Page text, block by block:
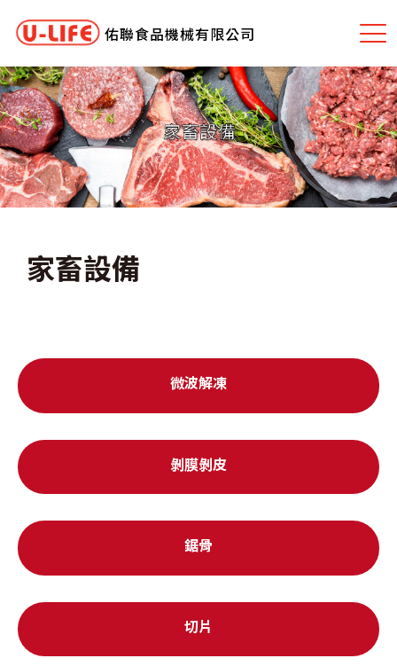
佑聯食品機械有限公司
家畜設備
微波解凍
剝膜剝皮
鋸骨
切片